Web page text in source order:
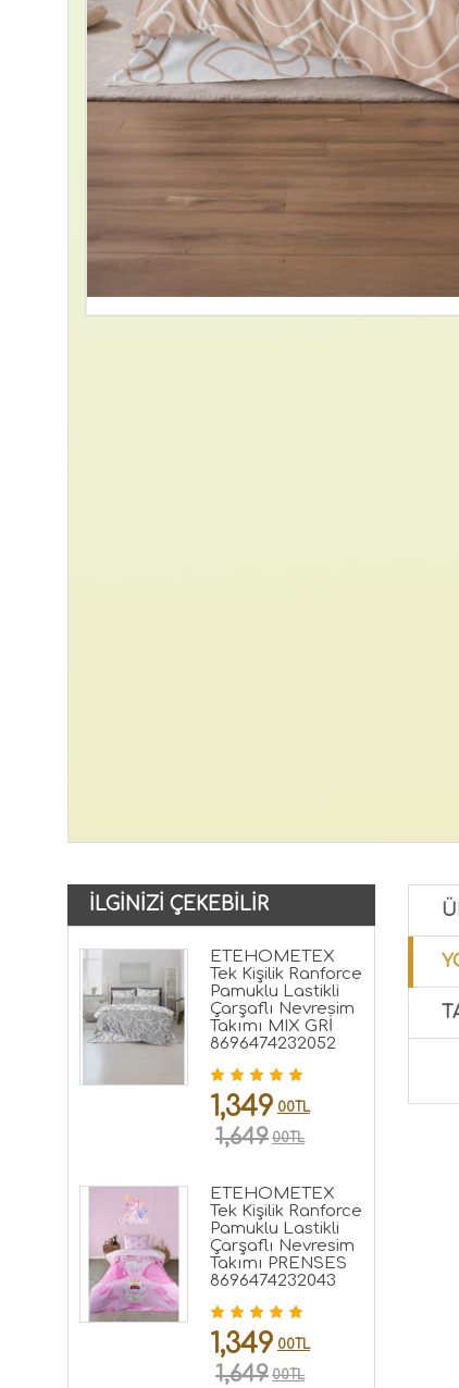
İLGINIZI ÇEKEBILIR
ETEHOMETEX
Tek Kişilik Ranforce
Pamuklu Lastikli
Çarşaflı Nevresim
Takımı MIX GRİ
8696474232052
1,349 00TL
1,649 00TL
ETEHOMETEX
Tek Kişilik Ranforce
Pamuklu Lastikli
Çarşaflı Nevresim
Takımı PRENSES
8696474232043
1,349 00TL
1,649 00TL